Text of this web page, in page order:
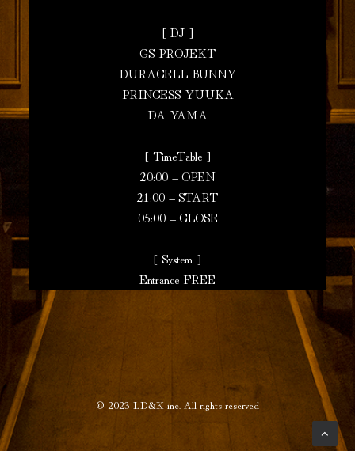
[ DJ ]
GS PROJEKT
DURACELL BUNNY
PRINCESS YUUKA
DA YAMA
[ TimeTable ]
20:00 – OPEN
21:00 – START
05:00 – CLOSE
[ System ]
Entrance FREE
© 2023 LD&K inc. All rights reserved